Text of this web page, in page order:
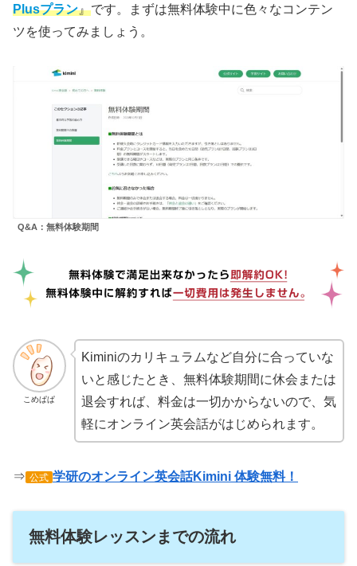
Plusプラン』です。まずは無料体験中に色々なコンテン
ツを使ってみましょう。
Q&A：無料体験期間
こめぱぱ
Kiminiのカリキュラムなど自分に合っていな
いと感じたとき、無料体験期間に休会または
退会すれば、料金は一切かからないので、気
軽にオンライン英会話がはじめられます。
⇒ 公式 学研のオンライン英会話Kimini 体験無料！
無料体験レッスンまでの流れ